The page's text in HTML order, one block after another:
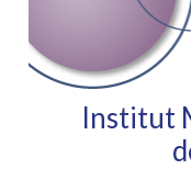
Institut